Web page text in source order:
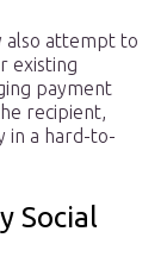
also attempt to
existing
payment
recipient,
in a hard-to-
Social